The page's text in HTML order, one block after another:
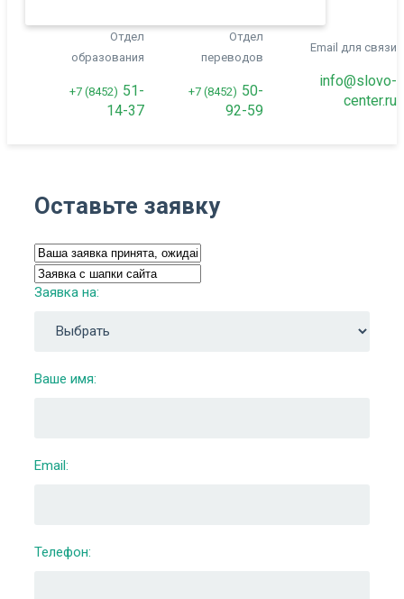
Отдел
образования
+7 (8452) 51-
14-37
Отдел
переводов
+7 (8452) 50-
92-59
Email для связи
info@slovo-
center.ru
Оставьте заявку
Заявка на:
Ваше имя:
Email:
Телефон: